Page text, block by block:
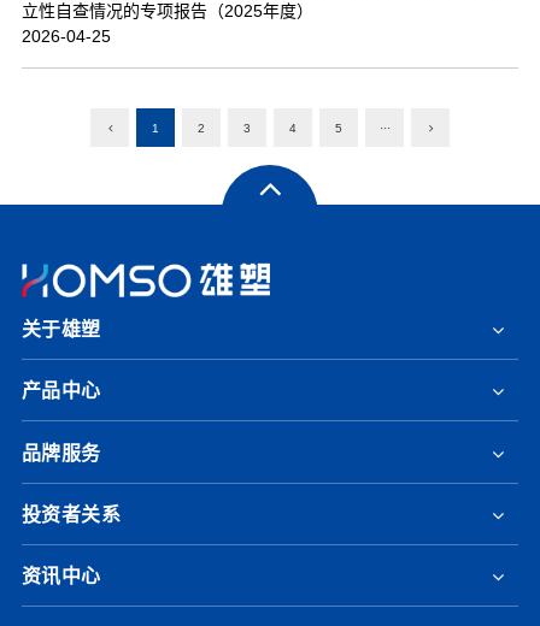
立性自查情况的专项报告（2025年度）
2026-04-25
1 2 3 4 5 ···
关于雄塑
产品中心
品牌服务
投资者关系
资讯中心